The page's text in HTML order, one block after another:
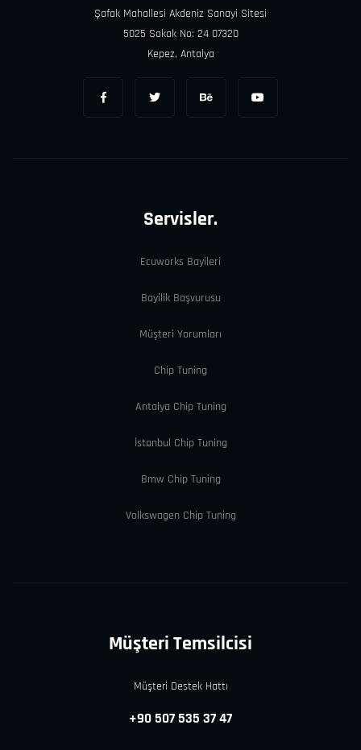
Şafak Mahallesi Akdeniz Sanayi Sitesi
5025 Sokak No: 24 07320
Kepez, Antalya
Servisler.
Ecuworks Bayileri
Bayilik Başvurusu
Müşteri Yorumları
Chip Tuning
Antalya Chip Tuning
İstanbul Chip Tuning
Bmw Chip Tuning
Volkswagen Chip Tuning
Müşteri Temsilcisi
Müşteri Destek Hattı
+90 507 535 37 47